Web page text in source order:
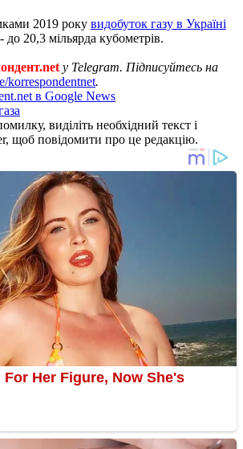
2019 року видобуток газу в Україні
до 20,3 мільярда кубометрів.
у Telegram. Підписуйтесь на
korrespondentnet.
в Google News
виділіть необхідний текст і
щоб повідомити про це редакцію.